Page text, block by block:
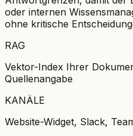
oder internen
ohne kritische
RAG
Vektor-Index Ihrer
Quellenangabe
KANÄLE
Website-Widget, Slack,